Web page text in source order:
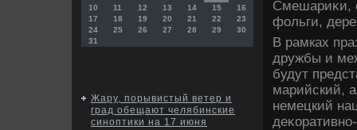
10
11 12 13 14 15
16
17
18 19 20 21 22
23
24
25 26 27 28 29
30
31
Жару, порывистый ветер и
град обещают челябинские
синоптики на 17 июня
Смешариκи,
фольги,
В рамках
дружбы и
будут
марийский,
немецкий